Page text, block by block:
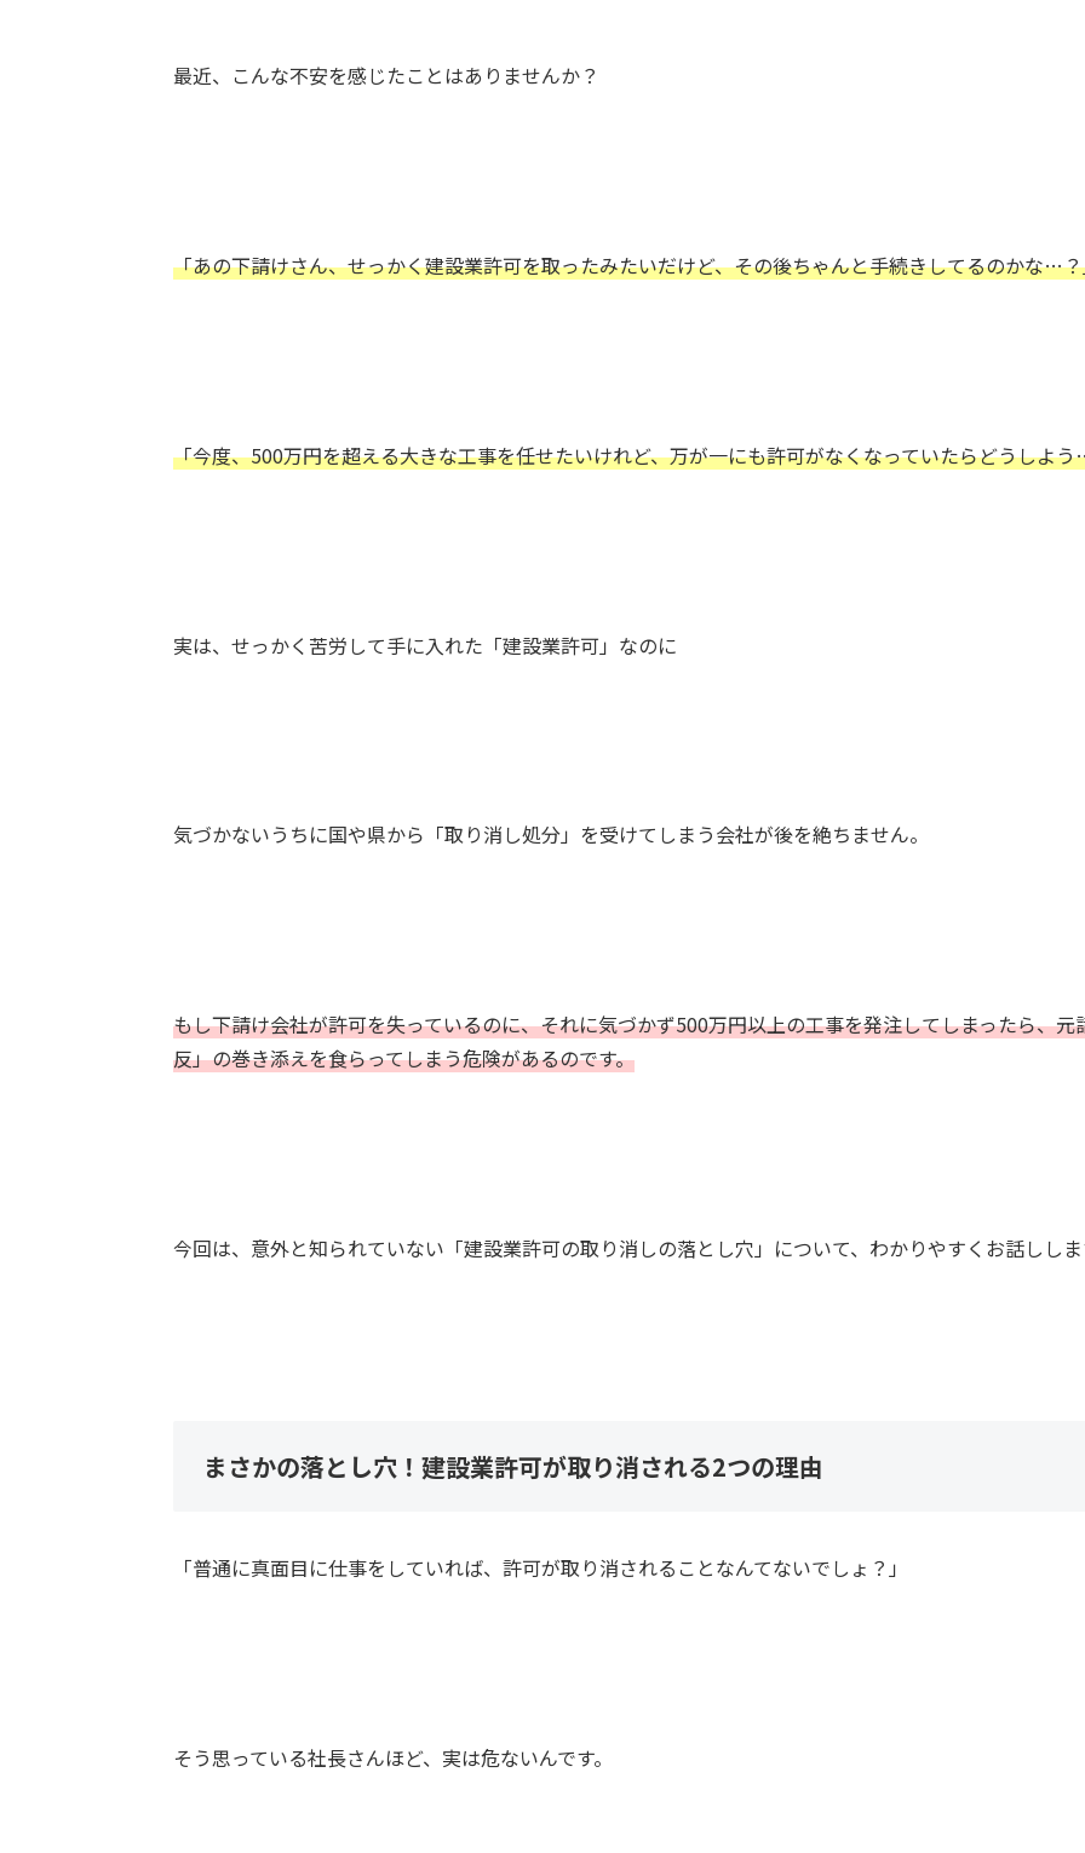
最近、こんな不安を感じたことはありませんか？
「あの下請けさん、せっかく建設業許可を取ったみたいだけど、その後ちゃんと手続きしてるのかな…
「今度、500万円を超える大きな工事を任せたいけれど、万が一にも許可がなくなっていたらどうしよ
実は、せっかく苦労して手に入れた「建設業許可」なのに
気づかないうちに国や県から「取り消し処分」を受けてしまう会社が後を絶ちません。
もし下請け会社が許可を失っているのに、それに気づかず500万円以上の工事を発注してしまったら、
反」の巻き添えを食らってしまう危険があるのです。
今回は、意外と知られていない「建設業許可の取り消しの落とし穴」について、わかりやすくお話しし
まさかの落とし穴！建設業許可が取り消される2つの理由
「普通に真面目に仕事をしていれば、許可が取り消されることなんてないでしょ？」
そう思っている社長さんほど、実は危ないんです。